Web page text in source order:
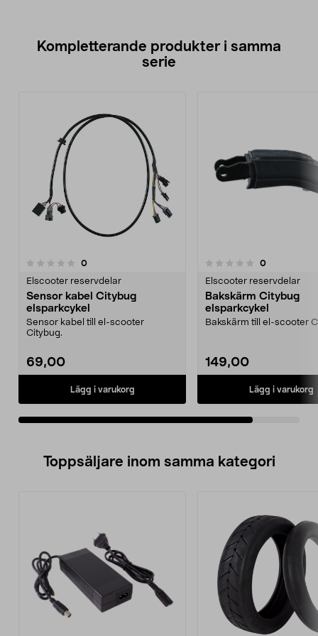
Kompletterande produkter i samma
serie
0recensioner
Elscooter reservdelar
Sensor kabel Citybug
elsparkcykel
Sensor kabel till el-scooter
Citybug.
69,00
Lägg i varukorg
0.0 av 5 stjärnor 0recensioner
Elscooter reservdelar
Bakskärm Citybug
elsparkcykel
Bakskärm till el-scooter
149,00
Lägg i varukorg
Toppsäljare inom samma kategori